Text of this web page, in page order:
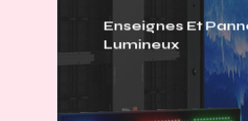
Enseignes Et
Lumineux